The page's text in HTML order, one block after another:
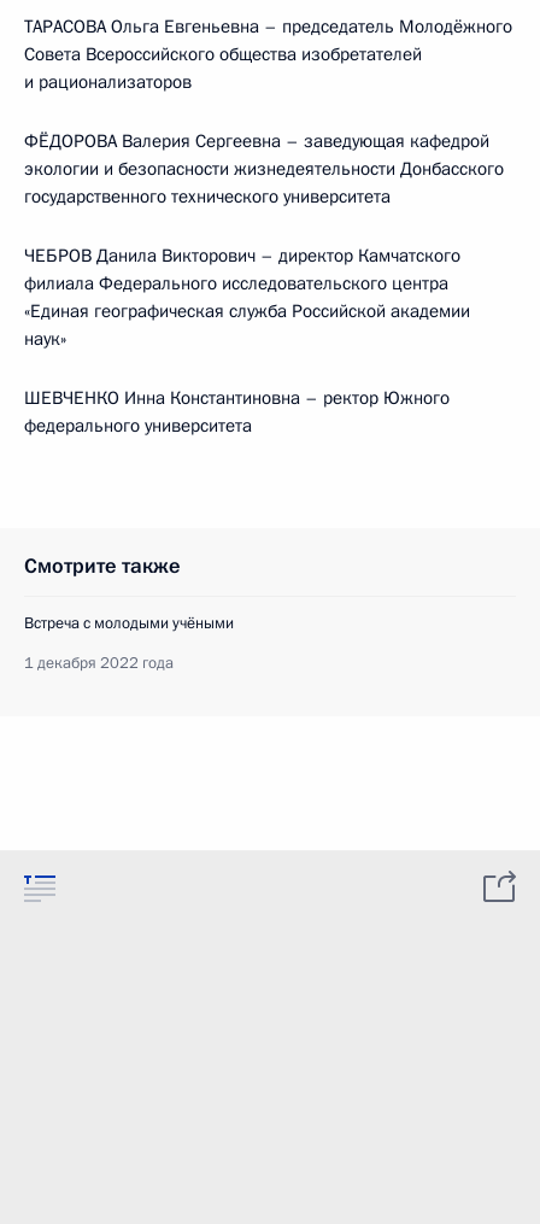
ТАРАСОВА Ольга Евгеньевна – председатель Молодёжного
Совета Всероссийского общества изобретателей
и рационализаторов
ФЁДОРОВА Валерия Сергеевна – заведующая кафедрой
экологии и безопасности жизнедеятельности Донбасского
государственного технического университета
ЧЕБРОВ Данила Викторович – директор Камчатского
филиала Федерального исследовательского центра
«Единая географическая служба Российской академии
наук»
ШЕВЧЕНКО Инна Константиновна – ректор Южного
федерального университета
Смотрите также
Встреча с молодыми учёными
1 декабря 2022 года